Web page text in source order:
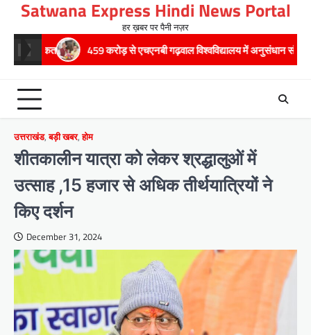
content
Satwana Express Hindi News Portal
हर ख़बर पर पैनी नज़र
459 करोड़ से एचएनबी गढ़वाल विश्वविद्यालय में अनुसंधान संरचना होगी
उत्तराखंड,बड़ी खबर,होम
शीतकालीन यात्रा को लेकर श्रद्धालुओं में
उत्साह ,15 हजार से अधिक तीर्थयात्रियों ने
किए दर्शन
December 31, 2024